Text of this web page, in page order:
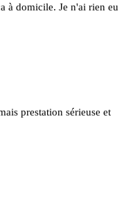
à domicile. Je n'ai rien eu
prestation sérieuse et